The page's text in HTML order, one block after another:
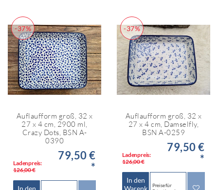
-37%
Auflaufform groß, 32 x
27 x 4 cm, 2900 ml,
Crazy Dots, BSN A-
0390
Ladenpreis:
126,00 €
79,50 €
*
In den
-37%
Auflaufform groß, 32 x
27 x 4 cm, Damselfly,
BSN A-0259
Ladenpreis:
126,00 €
79,50 €
*
In den
Warenk
Preise für